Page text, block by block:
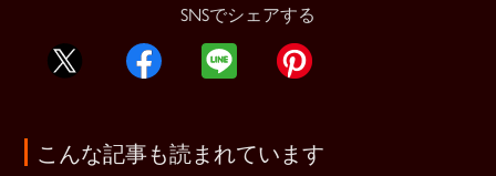
SNSでシェアする
こんな記事も読まれています